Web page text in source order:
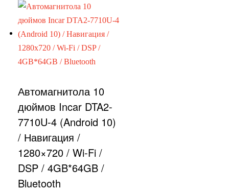
Автомагнитола 10
дюймов Incar DTA2-
7710U-4 (Android 10)
/ Навигация /
1280×720 / Wi-Fi /
DSP / 4GB*64GB /
Bluetooth